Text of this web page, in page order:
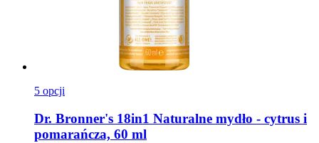
5 opcji
Dr. Bronner's 18in1 Naturalne mydło -​ cytrus i
pomarańcza, 60 ml